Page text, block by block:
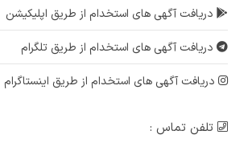
دریافت آگهی های استخدام از طریق اپلیکیشن
دریافت آگهی های استخدام از طریق تلگرام
دریافت آگهی های استخدام از طریق اینستاگرام
تلفن تماس :